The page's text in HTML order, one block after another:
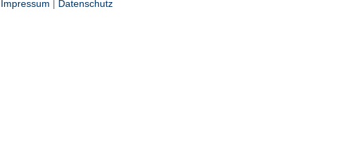
Impressum | Datenschutz